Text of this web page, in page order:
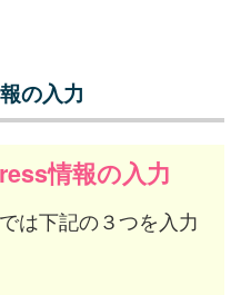
の入力
情報の入力
では下記の３つを入力